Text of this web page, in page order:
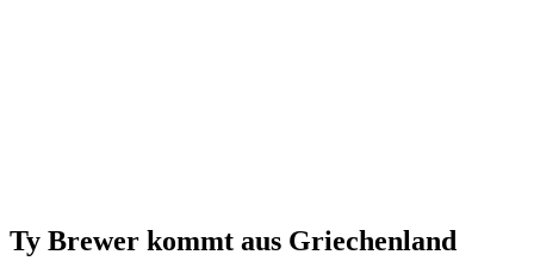
Ty Brewer kommt aus Griechenland